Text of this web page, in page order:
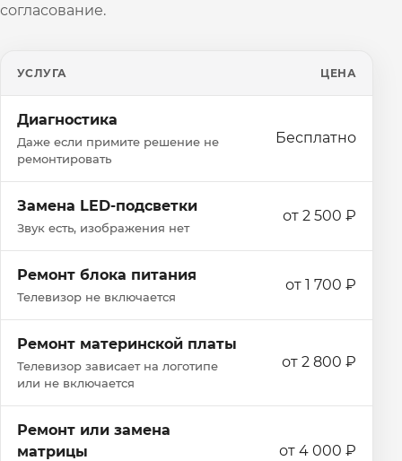
согласование.
УСЛУГА ЦЕНА
Диагностика
Даже если примите решение не
ремонтировать
Бесплатно
Замена LED-подсветки
Звук есть, изображения нет
от 2 500 ₽
Ремонт блока питания
Телевизор не включается
от 1 700 ₽
Ремонт материнской платы
Телевизор зависает на логотипе
или не включается
от 2 800 ₽
Ремонт или замена
матрицы
от 4 000 ₽